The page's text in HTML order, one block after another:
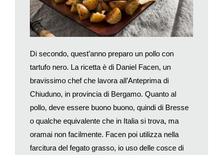
spaghettoni g 600, grana grattugiato g 100, mozzarella g 350, 2
uova sode, lumache cotte tritate g 250, olio per friggere, sale e
pepe. Per il ragù: salsiccia tipo mantovana (ovvero quella che
concentrato di pomodoro g 200, vino rosso, burro g 50, sale e
Per il ragù. Mettete la salsiccia intera in un tegame
antiaderente e unite la cipolla tagliata a dadini, l’aglio intero
bassissimo. Quando le cipolle prendono colore, scoprite e
mescolate spesso, aggiungendo poco a poco 1 bicchiere di
vino e lasciandolo evaporare. Unite il concentrato stemperato
in poca acqua e cuocete per 1 ora o poco più, mescolando e
Di secondo, quest’anno preparo un pollo con
tartufo nero. La ricetta è di Daniel Facen, un
bravissimo chef che lavora all’Anteprima di
Chiuduno, in provincia di Bergamo. Quanto al
pollo, deve essere buono buono, quindi di Bresse
o qualche equivalente che in Italia si trova, ma
oramai non facilmente. Facen poi utilizza nella
farcitura del fegato grasso, io uso delle cosce di